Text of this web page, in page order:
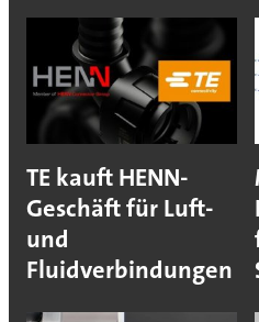
TE kauft HENN-
Geschäft für Luft-
und
Fluidverbindungen